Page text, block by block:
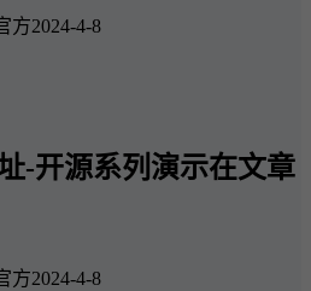
方2024-4-8
-开源系列演示在文章
方2024-4-8